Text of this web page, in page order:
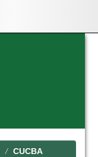
CUCBA